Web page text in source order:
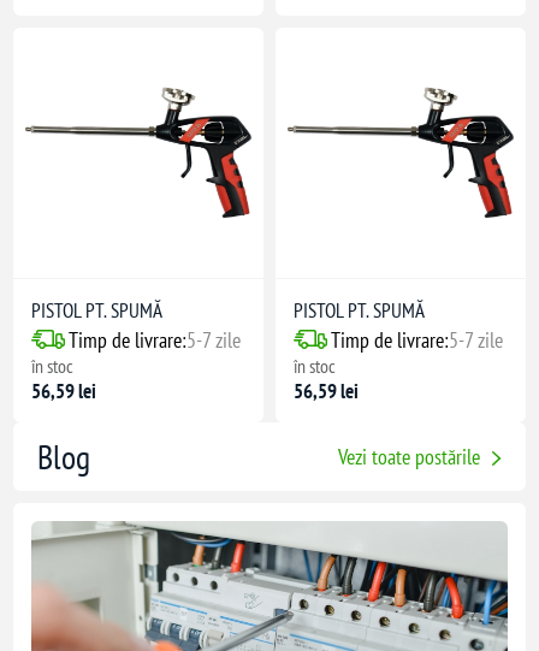
PISTOL PT. SPUMĂ
Timp de livrare:5-7 zile
în stoc
56,59 lei
PISTOL PT. SPUMĂ
Timp de livrare:5-7 zile
în stoc
56,59 lei
Blog Vezi toate postările